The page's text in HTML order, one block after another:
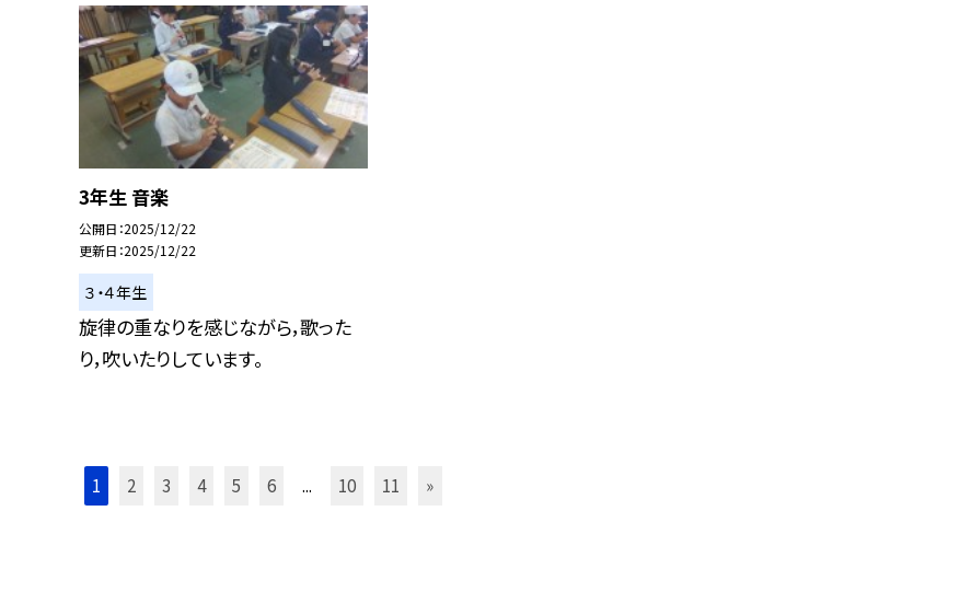
3年生 音楽
公開日 2025/12/22
更新日 2025/12/22
３・４年生
旋律の重なりを感じながら，歌った
り，吹いたりしています。
1 2 3 4 5 6 ... 10 11 »